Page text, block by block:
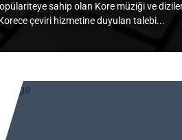
sahip olan Kore müziği ve
çeviri hizmetine duyulan talebi...